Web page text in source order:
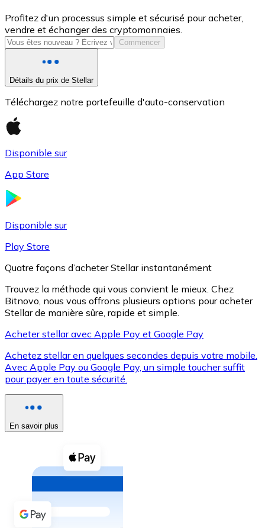
USD Coin
USDC
XRP
XRP
Voir toutes
Coupons crypto
Achetez des cryptomonnaies en espèces et d'autres
Acheter avec espèces
Virement SEPA
Profitez d'un processus simple et sécurisé pour acheter,
vendre et échanger des cryptomonnaies.
Commencer
Détails du prix de Stellar
Téléchargez notre portefeuille d'auto-conservation
Disponible sur
App Store
Disponible sur
Play Store
Quatre façons d’acheter Stellar instantanément
Trouvez la méthode qui vous convient le mieux. Chez
Bitnovo, nous vous offrons plusieurs options pour acheter
Stellar de manière sûre, rapide et simple.
Acheter stellar avec Apple Pay et Google Pay
Achetez stellar en quelques secondes depuis votre mobile.
Avec Apple Pay ou Google Pay, un simple toucher suffit
pour payer en toute sécurité.
En savoir plus